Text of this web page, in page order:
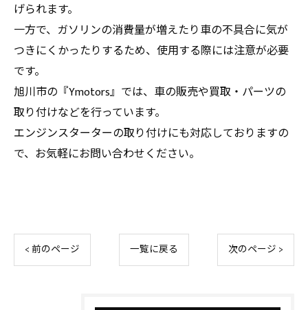
げられます。
一方で、ガソリンの消費量が増えたり車の不具合に気が
つきにくかったりするため、使用する際には注意が必要
です。
旭川市の『Ymotors』では、車の販売や買取・パーツの
取り付けなどを行っています。
エンジンスターターの取り付けにも対応しておりますの
で、お気軽にお問い合わせください。
< 前のページ 一覧に戻る 次のページ >